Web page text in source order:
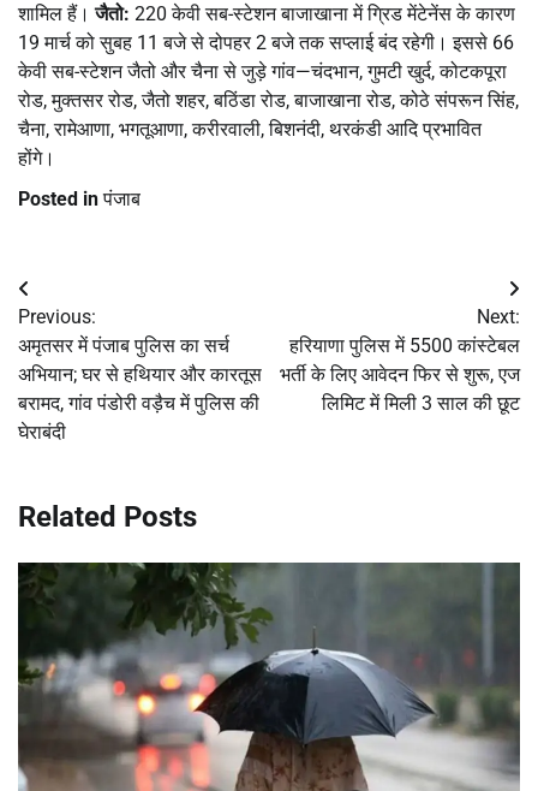
शामिल हैं।जैतो: 220 केवी सब-स्टेशन बाजाखाना में ग्रिड मेंटेनेंस के कारण
19 मार्च को सुबह 11 बजे से दोपहर 2 बजे तक सप्लाई बंद रहेगी। इससे 66
केवी सब-स्टेशन जैतो और चैना से जुड़े गांव—चंदभान, गुमटी खुर्द, कोटकपूरा
रोड, मुक्तसर रोड, जैतो शहर, बठिंडा रोड, बाजाखाना रोड, कोठे संपरून सिंह,
चैना, रामेआणा, भगतूआणा, करीरवाली, बिशनंदी, थरकंडी आदि प्रभावित
होंगे।
Posted inपंजाब
Post
navigation
Previous:
अमृतसर में पंजाब पुलिस का सर्च
अभियान; घर से हथियार और कारतूस
बरामद, गांव पंडोरी वड़ैच में पुलिस की
घेराबंदी
Next:
हरियाणा पुलिस में 5500 कांस्टेबल
भर्ती के लिए आवेदन फिर से शुरू, एज
लिमिट में मिली 3 साल की छूट
Related Posts